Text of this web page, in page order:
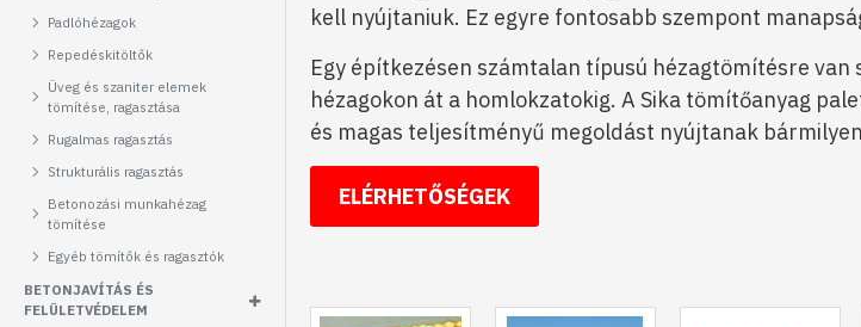
Padlóhézagok
Repedéskitöltők
Üveg és szaniter elemek
tömítése, ragasztása
Rugalmas ragasztás
Strukturális ragasztás
Betonozási munkahézag
tömítése
Egyéb tömítők és ragasztók
BETONJAVÍTÁS ÉS
FELÜLETVÉDELEM
kell nyújtaniuk. Ez egyre fontosabb szempont
Egy építkezésen számtalan típusú hézagtömítésre
hézagokon át a homlokzatokig. A Sika tömítőanyag
és magas teljesítményű megoldást nyújtanak
ELÉRHETŐSÉGEK